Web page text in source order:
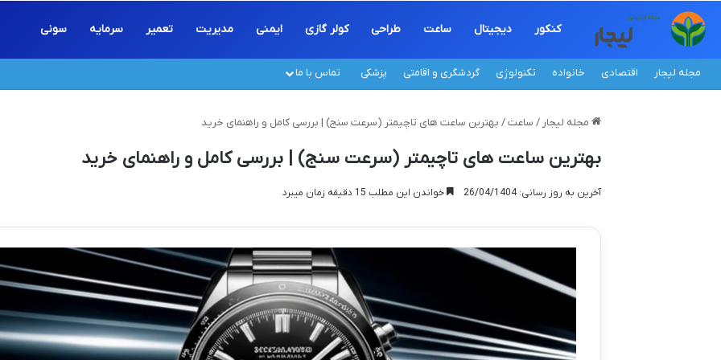
کنکور دیجیتال ساعت طراحی کولر گازی ایمنی مدیریت تعمیر سرمایه سونی
مجله لیجار اقتصادی خانواده تکنولوژی گردشگری و اقامتی پزشکی تماس با ما
مجله لیجار / ساعت / بهترین ساعت های تاچیمتر (سرعت سنج) | بررسی کامل و راهنمای خرید
بهترین ساعت های تاچیمتر (سرعت سنج) | بررسی کامل و راهنمای خرید
آخرین به روز رسانی: 26/04/1404 خواندن این مطلب 15 دقیقه زمان میبرد